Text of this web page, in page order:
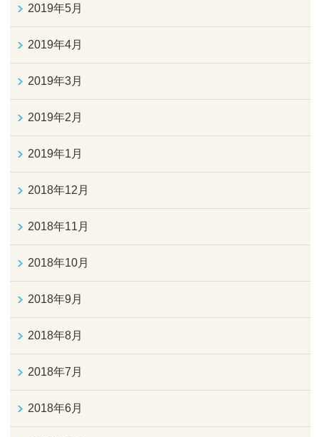
2019年5月
2019年4月
2019年3月
2019年2月
2019年1月
2018年12月
2018年11月
2018年10月
2018年9月
2018年8月
2018年7月
2018年6月